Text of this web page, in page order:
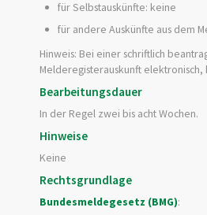
für Selbstauskünfte: keine
für andere Auskünfte aus dem
Hinweis: Bei einer schriftlich
Melderegisterauskunft
Bearbeitungsdauer
In der Regel zwei bis acht Wochen.
Hinweise
Keine
Rechtsgrundlage
Bundesmeldegesetz (BMG):